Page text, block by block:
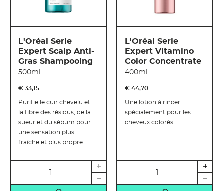
L'Oréal Serie
Expert Scalp Anti-
Gras Shampooing
500ml
€ 33, 15
Purifie le cuir chevelu et
la fibre des résidus, de la
sueur et du sébum pour
une sensation plus
fraîche et plus propre
L'Oréal Serie
Expert Vitamino
Color Concentrate
400ml
€ 44,70
Une lotion à rincer
spécialement pour les
cheveux colorés